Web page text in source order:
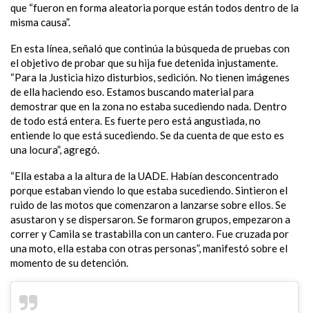
que “fueron en forma aleatoria porque están todos dentro de la
misma causa”.
En esta línea, señaló que continúa la búsqueda de pruebas con
el objetivo de probar que su hija fue detenida injustamente.
“Para la Justicia hizo disturbios, sedición. No tienen imágenes
de ella haciendo eso. Estamos buscando material para
demostrar que en la zona no estaba sucediendo nada. Dentro
de todo está entera. Es fuerte pero está angustiada, no
entiende lo que está sucediendo. Se da cuenta de que esto es
una locura”, agregó.
“Ella estaba a la altura de la UADE. Habían desconcentrado
porque estaban viendo lo que estaba sucediendo. Sintieron el
ruido de las motos que comenzaron a lanzarse sobre ellos. Se
asustaron y se dispersaron. Se formaron grupos, empezaron a
correr y Camila se trastabilla con un cantero. Fue cruzada por
una moto, ella estaba con otras personas”, manifestó sobre el
momento de su detención.